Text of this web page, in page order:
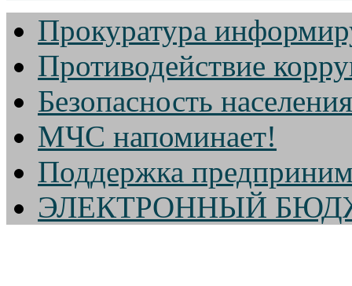
Прокуратура
Противодействие
Безопасность населения
МЧС напоминает!
Поддержка
ЭЛЕКТРОННЫЙ